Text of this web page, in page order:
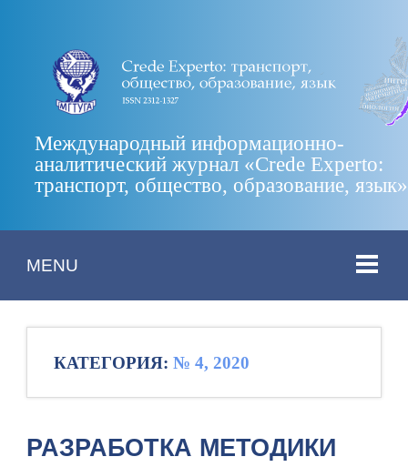
Международный информационно-
аналитический журнал «Crede Experto:
транспорт, общество, образование, язык»
MENU
КАТЕГОРИЯ: № 4, 2020
РАЗРАБОТКА МЕТОДИКИ